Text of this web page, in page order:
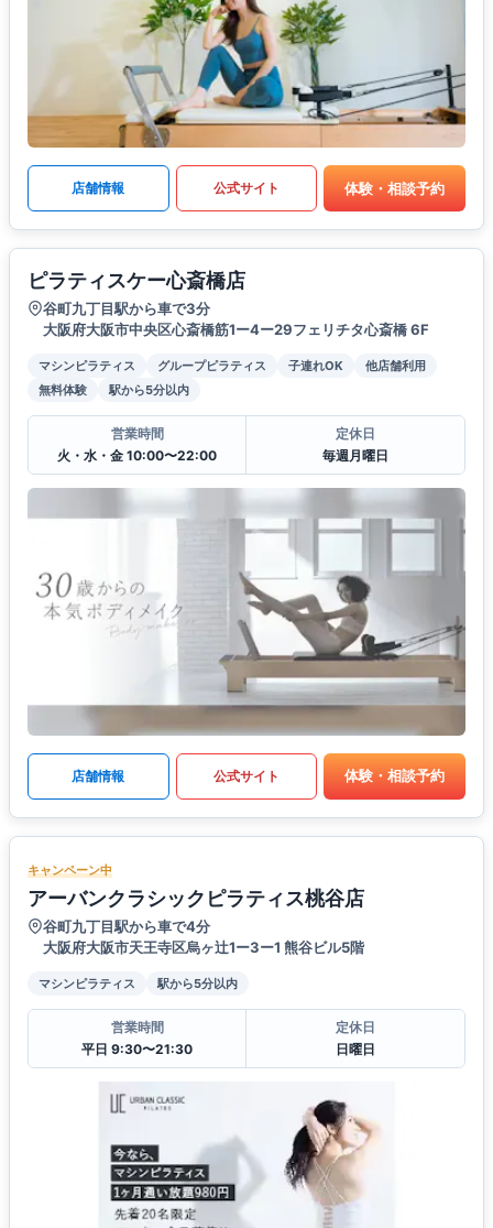
店舗情報 公式サイト 体験・相談予約
ピラティスケー心斎橋店
谷町九丁目駅から車で3分
大阪府大阪市中央区心斎橋筋1ー4ー29フェリチタ心斎橋 6F
マシンピラティス グループピラティス 子連れOK
他店舗利用
無料体験
駅から5分以内
営業時間
火・水・金 10:00〜22:00
定休日
毎週月曜日
店舗情報 公式サイト 体験・相談予約
キャンペーン中
アーバンクラシックピラティス桃谷店
谷町九丁目駅から車で4分
大阪府大阪市天王寺区烏ヶ辻1ー3ー1 熊谷ビル5階
マシンピラティス 駅から5分以内
営業時間
平日 9:30〜21:30
定休日
日曜日